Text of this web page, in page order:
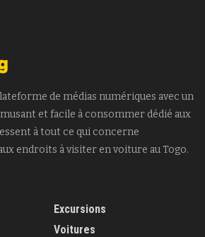
de médias numériques avec un
et facile à consommer dédié aux
à tout ce qui concerne
endroits à visiter en voiture au Togo.
Excursions
Voitures